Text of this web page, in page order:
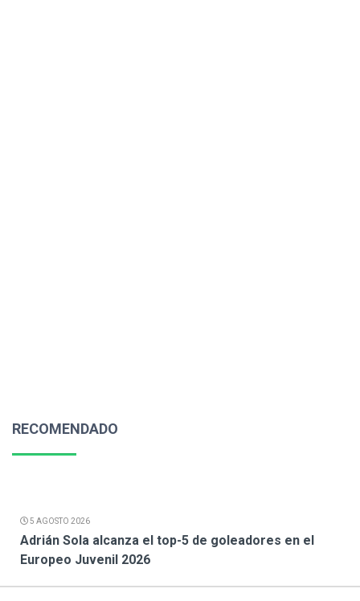
RECOMENDADO
5 AGOSTO 2026
Adrián Sola alcanza el top-5 de goleadores en el
Europeo Juvenil 2026